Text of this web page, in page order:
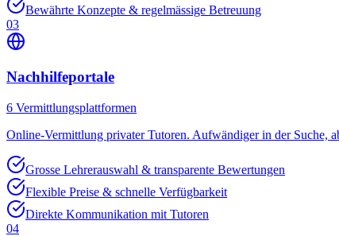
Bewährte Konzepte & regelmässige Betreuung
03
Nachhilfeportale
6 Vermittlungsplattformen
Online-Vermittlung privater Tutoren. Aufwändiger in der Suche,
Grosse Lehrerauswahl & transparente Bewertungen
Flexible Preise & schnelle Verfügbarkeit
Direkte Kommunikation mit Tutoren
04